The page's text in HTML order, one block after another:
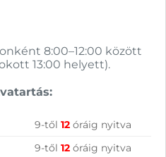
Brother MFC-L2922DW
151 900Ft
KOSÁRBA
8:00–12:00 között
13:00 helyett).
9-től12 óráig nyitva
9-től12 óráig nyitva